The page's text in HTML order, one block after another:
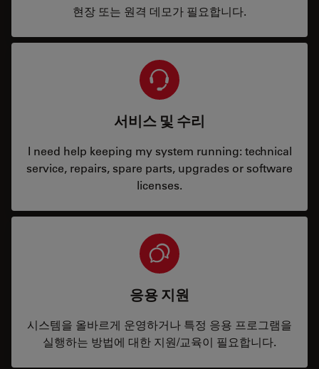
현장 또는 원격 데모가 필요합니다.
서비스 및 수리
I need help keeping my system running: technical
service, repairs, spare parts, upgrades or software
licenses.
응용 지원
시스템을 올바르게 운영하거나 특정 응용 프로그램을
실행하는 방법에 대한 지원/교육이 필요합니다.